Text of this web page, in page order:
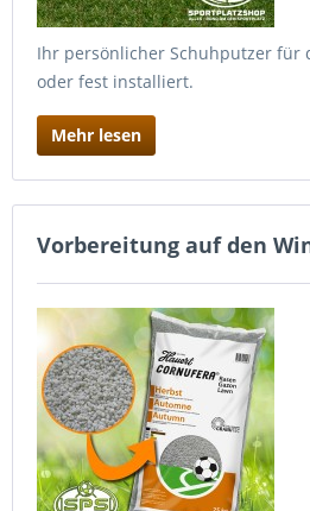
Ihr persönlicher Schuhputzer für
oder fest installiert.
Mehr lesen
Vorbereitung auf den